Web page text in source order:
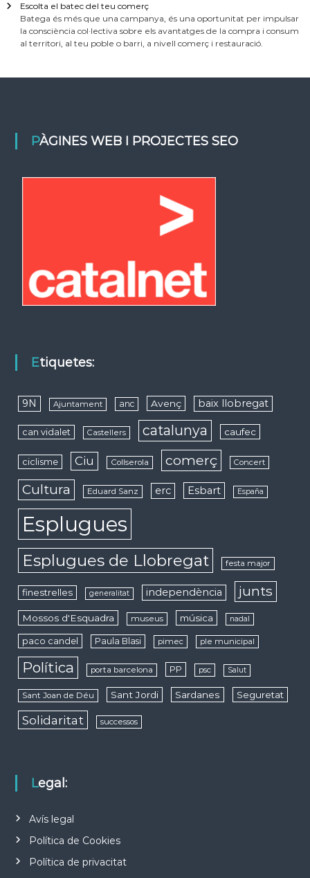
Escolta el batec del teu comerç
Batega és més que una campanya, és una oportunitat per impulsar
la consciència col·lectiva sobre els avantatges de la compra i consum
al territori, al teu poble o barri, a nivell comerç i restauració.
PÀGINES WEB I PROJECTES SEO
Etiquetes:
9N Ajuntament anc Avenç baix llobregat
can vidalet Castellers catalunya caufec
ciclisme Ciu Collserola comerç Concert
Cultura Eduard Sanz erc Esbart España
Esplugues
Esplugues de Llobregat festa major
finestrelles generalitat independència junts
Mossos d'Esquadra museus música nadal
paco candel Paula Blasi pimec ple municipal
Política porta barcelona PP psc Salut
Sant Joan de Déu Sant Jordi Sardanes Seguretat
Solidaritat successos
Legal:
Avís legal
Política de Cookies
Política de privacitat